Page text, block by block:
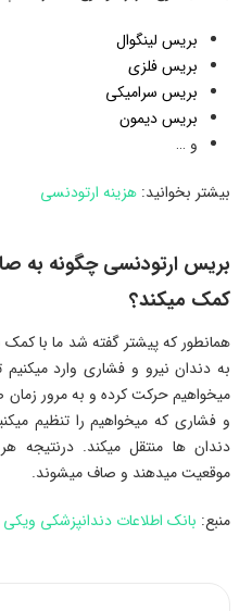
بریس لینگوال
بریس فلزی
بریس سرامیکی
بریس دیمون
و …
بیشتر بخوانید: هزینه ارتودنسی
بریس ارتودنسی چگونه به
کمک میکند؟
همانطور که پیشتر گفته شد ما با
به دندان نیرو و فشاری وارد
میخواهیم حرکت کرده و به مرور زمان
و فشاری که میخواهیم را تنظیم
دندان ها منتقل میکند. درنتیجه
موقعیت میدهند و صاف میشوند.
منبع: بانک اطلاعات دندانپزشکی